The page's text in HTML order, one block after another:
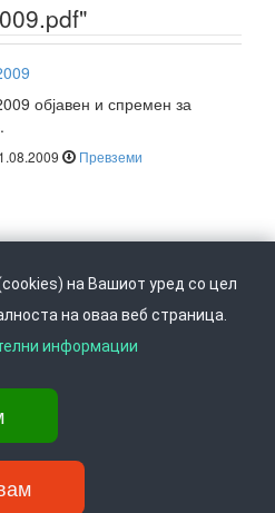
објавен и спремен за
Превземи
Следете не на
Беко на 1-виот кат, 1000 Скопје,
+389 2 3137 149 |
на Вашиот уред со цел
на оваа веб страница.
информации